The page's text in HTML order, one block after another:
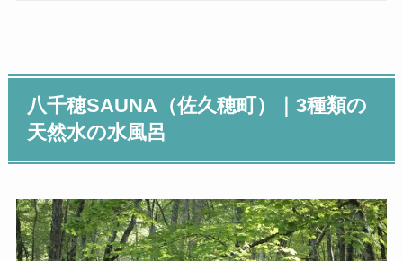
八千穂SAUNA（佐久穂町）
｜3種類の
天然水の水風呂